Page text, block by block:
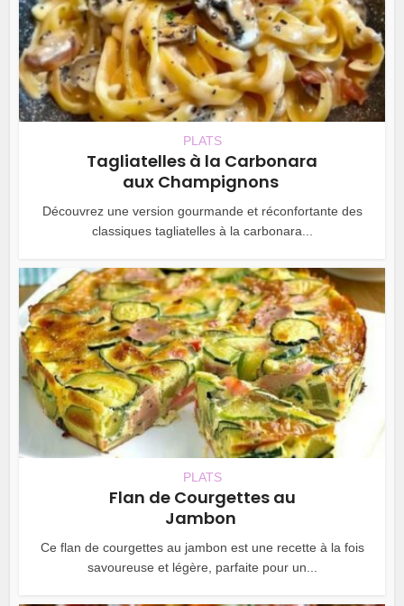
PLATS
Tagliatelles à la Carbonara
aux Champignons
Découvrez une version gourmande et réconfortante des
classiques tagliatelles à la carbonara...
PLATS
Flan de Courgettes au
Jambon
Ce flan de courgettes au jambon est une recette à la fois
savoureuse et légère, parfaite pour un...